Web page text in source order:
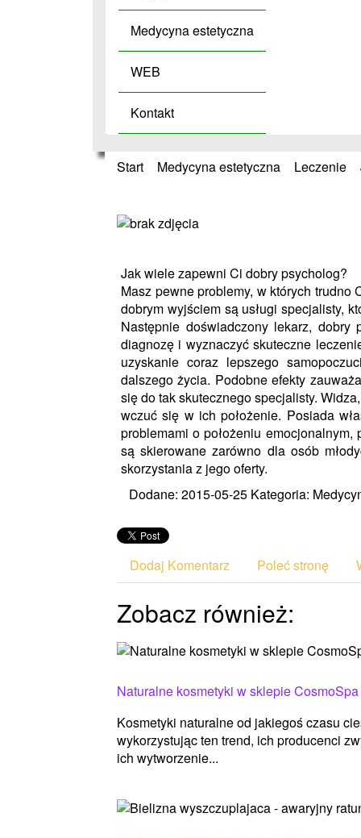
Medycyna estetyczna
WEB
Kontakt
Start Medycyna estetyczna Leczenie
Jak wiele zapewni Ci dobry psycholog?
Masz pewne problemy, w których
dobrym wyjściem są usługi specjalisty,
Następnie doświadczony lekarz, dobry
diagnozę i wyznaczyć skuteczne
uzyskanie coraz lepszego
dalszego życia. Podobne efekty
się do tak skutecznego specjalisty.
wczuć się w ich położenie. Posiada
problemami o położeniu
są skierowane zarówno dla osób
skorzystania z jego oferty.
Dodane: 2015-05-25 Kategoria:
Dodaj Komentarz Poleć stronę
Zobacz również:
Naturalne kosmetyki w sklepie CosmoSpa
Kosmetyki naturalne od jakiegoś czasu
wykorzystując ten trend, ich producenci
ich wytworzenie...